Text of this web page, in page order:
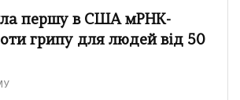
першу в США мРНК-
грипу для людей від 50